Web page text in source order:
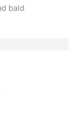
bald